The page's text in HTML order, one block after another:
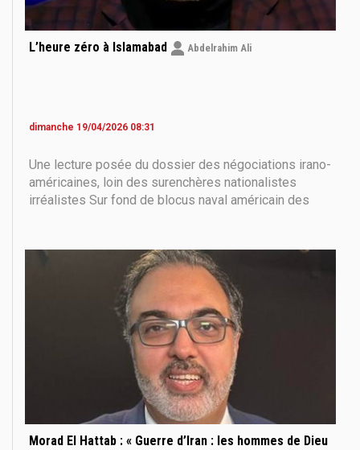
L’heure zéro à Islamabad Abdelrahim Ali
dimanche 19/04/2026 08:31
Une lecture posée du dossier des négociations irano-
américaines, loin des surenchères nationalistes
irréalistes Sur fond de blocus naval américain des
américaine, tous les regards se tournent aujourd’hui
Morad El Hattab : « Guerre d’Iran : les hommes de Dieu